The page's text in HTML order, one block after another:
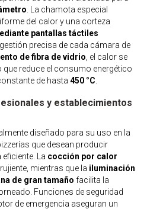
. La chamota especial
del calor y una corteza
pantallas táctiles
precisa de cada cámara de
de fibra de vidrio , el calor se
reduce el consumo energético
de hasta 450 °C
y establecimientos
diseñado para su uso en la
que desean producir
La cocción por calor
mientras que la iluminación
de gran tamaño facilita la
Funciones de seguridad
de emergencia aseguran un